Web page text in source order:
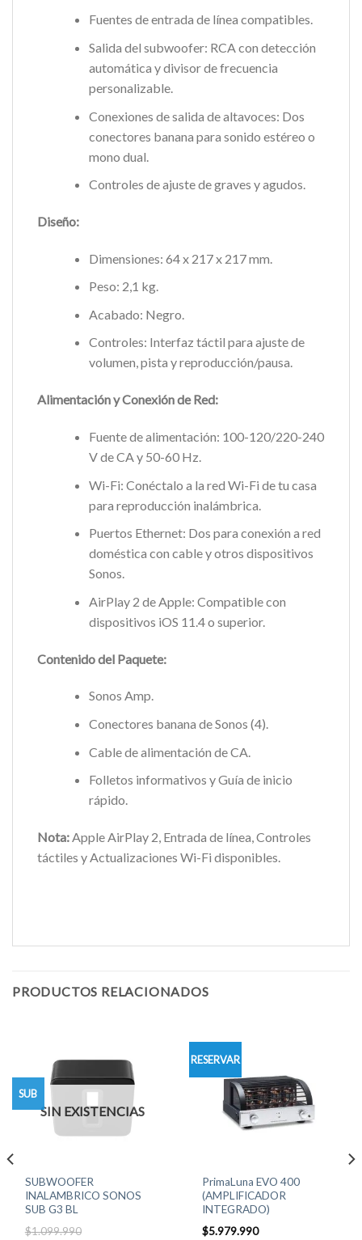
Fuentes de entrada de línea compatibles.
Salida del subwoofer: RCA con detección
automática y divisor de frecuencia
personalizable.
Conexiones de salida de altavoces: Dos
conectores banana para sonido estéreo o
mono dual.
Controles de ajuste de graves y agudos.
Diseño:
Dimensiones: 64 x 217 x 217 mm.
Peso: 2,1 kg.
Acabado: Negro.
Controles: Interfaz táctil para ajuste de
volumen, pista y reproducción/pausa.
Alimentación y Conexión de Red:
Fuente de alimentación: 100-120/220-240
V de CA y 50-60 Hz.
Wi-Fi: Conéctalo a la red Wi-Fi de tu casa
para reproducción inalámbrica.
Puertos Ethernet: Dos para conexión a red
doméstica con cable y otros dispositivos
Sonos.
AirPlay 2 de Apple: Compatible con
dispositivos iOS 11.4 o superior.
Contenido del Paquete:
Sonos Amp.
Conectores banana de Sonos (4).
Cable de alimentación de CA.
Folletos informativos y Guía de inicio
rápido.
Nota:Apple AirPlay 2, Entrada de línea, Controles
táctiles y Actualizaciones Wi-Fi disponibles.
PRODUCTOS RELACIONADOS
SUB
SIN EXISTENCIAS
SUBWOOFER
INALAMBRICO SONOS
SUB G3 BL
$1.099.990
RESERVAR
PrimaLuna EVO 400
(AMPLIFICADOR
INTEGRADO)
$5.979.990